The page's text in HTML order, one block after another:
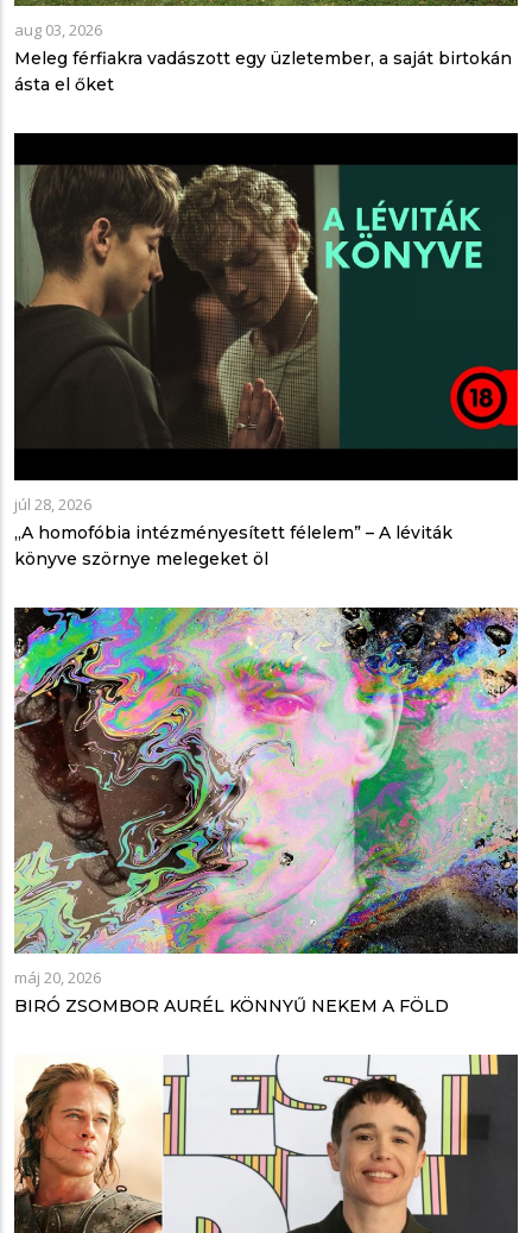
aug 03, 2026
Meleg férfiakra vadászott egy üzletember, a saját birtokán
ásta el őket
júl 28, 2026
„A homofóbia intézményesített félelem” – A léviták
könyve szörnye melegeket öl
máj 20, 2026
BIRÓ ZSOMBOR AURÉL KÖNNYŰ NEKEM A FÖLD